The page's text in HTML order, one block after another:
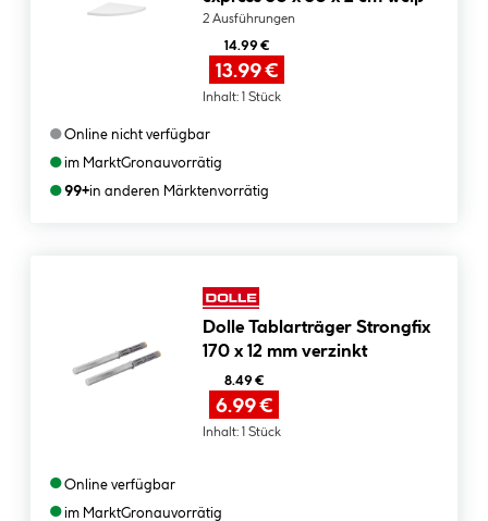
2 Ausführungen
14.99 €
13.99 €
Inhalt: 1 Stück
●Online nicht verfügbar
●im MarktGronauvorrätig
●99+in anderen Märktenvorrätig
Dolle Tablarträger Strongfix
170 x 12 mm verzinkt
8.49 €
6.99 €
Inhalt: 1 Stück
●Online verfügbar
●im MarktGronauvorrätig